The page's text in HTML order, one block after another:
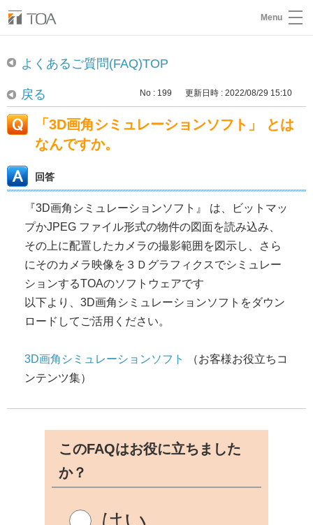
Menu
よくあるご質問(FAQ)TOP
戻る No : 199 更新日時 : 2022/08/29 15:10
「3D画角シミュレーションソフト」 とは
なんですか。
回答
『3D画角シミュレーションソフト』 は、ビットマッ
プかJPEG ファイル形式の物件の図面を読み込み、
その上に配置したカメラの撮影範囲を図示し、さら
にそのカメラ映像を３Ｄグラフィクスでシミュレー
ションするTOAのソフトウェアです
以下より、3D画角シミュレーションソフトをダウン
ロードしてご活用ください。
3D画角シミュレーションソフト
（お客様お役立ちコ
ンテンツ集）
このFAQはお役に立ちました
か？